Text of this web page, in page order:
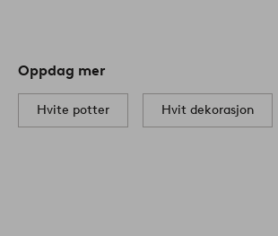
Oppdag mer
Hvite potter Hvit dekorasjon